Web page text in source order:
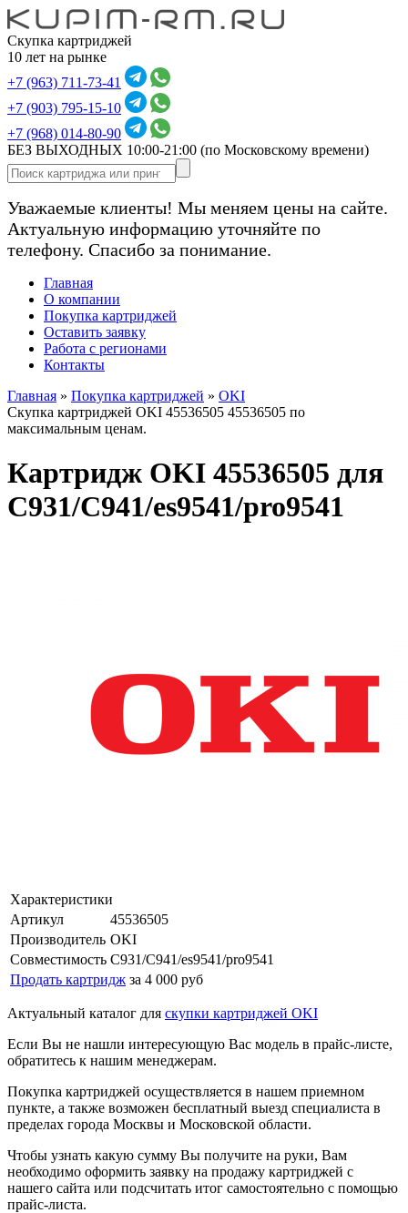
Скупка картриджей
10 лет на рынке
+7 (963) 711-73-41
+7 (903) 795-15-10
+7 (968) 014-80-90
БЕЗ ВЫХОДНЫХ 10:00-21:00 (по Московскому времени)
Уважаемые клиенты! Мы меняем цены на сайте.
Актуальную информацию уточняйте по
телефону. Спасибо за понимание.
Главная
О компании
Покупка картриджей
Оставить заявку
Работа с регионами
Контакты
Главная » Покупка картриджей » OKI
Скупка картриджей OKI 45536505 45536505 по
максимальным ценам.
Картридж OKI 45536505 для
C931/C941/es9541/pro9541
Характеристики
Артикул
45536505
Производитель OKI
Совместимость C931/C941/es9541/pro9541
Продать картридж за 4 000 руб
Актуальный каталог для скупки картриджей OKI
Если Вы не нашли интересующую Вас модель в прайс-листе,
обратитесь к нашим менеджерам.
Покупка картриджей осуществляется в нашем приемном
пункте, а также возможен бесплатный выезд специалиста в
пределах города Москвы и Московской области.
Чтобы узнать какую сумму Вы получите на руки, Вам
необходимо оформить заявку на продажу картриджей с
нашего сайта или подсчитать итог самостоятельно с помощью
прайс-листа.